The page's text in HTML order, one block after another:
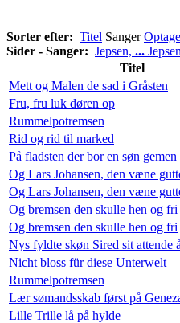
Sorter efter: Titel Sanger
Sider - Sanger: Jepsen, ...
Titel
Mett og Malen de sad i Gråsten
Fru, fru luk døren op
Rummelpotremsen
Rid og rid til marked
På fladsten der bor en søn gemen
Og Lars Johansen, den væne
Og Lars Johansen, den væne
Og bremsen den skulle hen og fri
Og bremsen den skulle hen og fri
Nys fyldte skøn Sired sit attende
Nicht bloss für diese Unterwelt
Rummelpotremsen
Lær sømandsskab først på
Lille Trille lå på hylde